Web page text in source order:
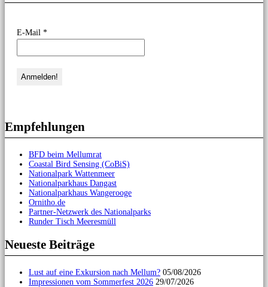
E-Mail *
Empfehlungen
BFD beim Mellumrat
Coastal Bird Sensing (CoBiS)
Nationalpark Wattenmeer
Nationalparkhaus Dangast
Nationalparkhaus Wangerooge
Ornitho.de
Partner-Netzwerk des Nationalparks
Runder Tisch Meeresmüll
Neueste Beiträge
Lust auf eine Exkursion nach Mellum? 05/08/2026
Impressionen vom Sommerfest 2026 29/07/2026